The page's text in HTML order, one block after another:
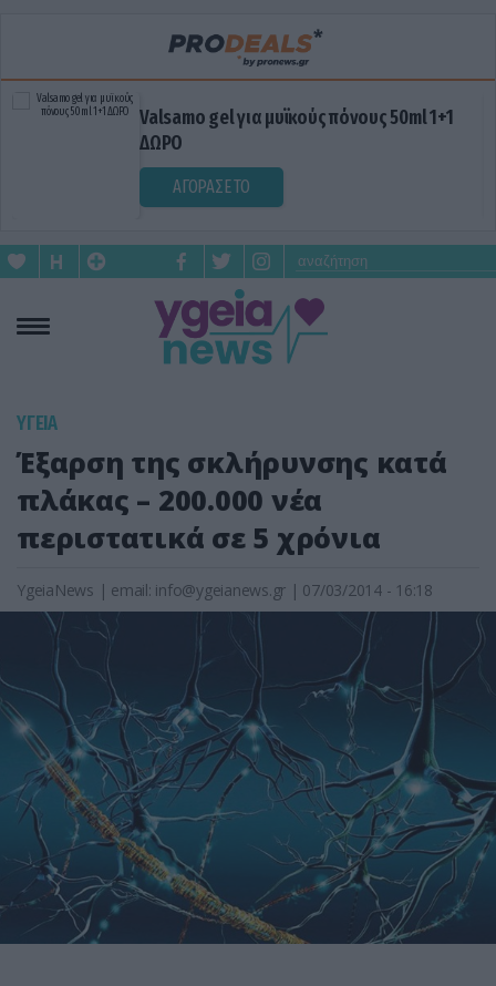
Valsamo gel για μυϊκούς πόνους 50ml 1+1
ΔΩΡΟ
ΑΓΟΡΑΣΕ ΤΟ
ΥΓΕΙΑ
Έξαρση της σκλήρυνσης κατά
πλάκας – 200.000 νέα
περιστατικά σε 5 χρόνια
YgeiaNews | email: info@ygeianews.gr | 07/03/2014 - 16:18